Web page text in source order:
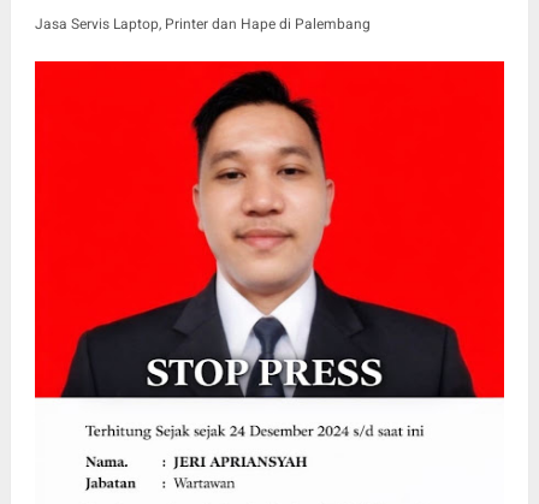
Jasa Servis Laptop, Printer dan Hape di Palembang